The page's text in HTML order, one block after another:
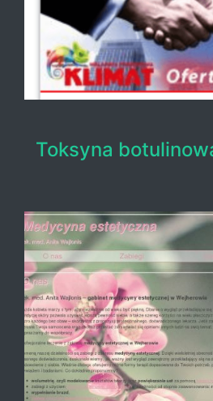
Toksyna